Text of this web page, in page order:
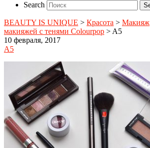
Search
BEAUTY IS UNIQUE > Красота > Макияж
макияжей с тенями Colourpop > A5
10 февраля, 2017
A5